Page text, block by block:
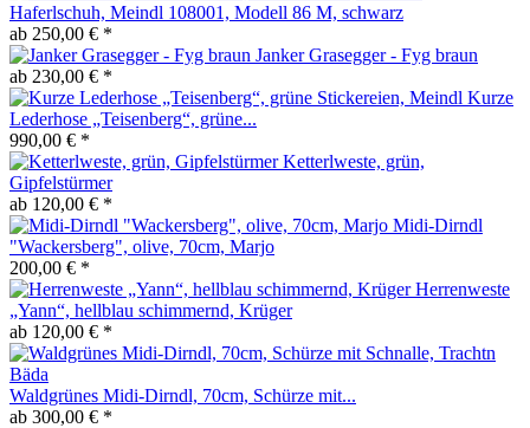
Haferlschuh, Meindl 108001, Modell 86 M, schwarz
ab 250,00 € *
Janker Grasegger - Fyg braun
ab 230,00 € *
Kurze
Lederhose „Teisenberg“, grüne...
990,00 € *
Ketterlweste, grün,
Gipfelstürmer
ab 120,00 € *
Midi-Dirndl
"Wackersberg", olive, 70cm, Marjo
200,00 € *
Herrenweste
„Yann“, hellblau schimmernd, Krüger
ab 120,00 € *
Waldgrünes Midi-Dirndl, 70cm, Schürze mit...
ab 300,00 € *